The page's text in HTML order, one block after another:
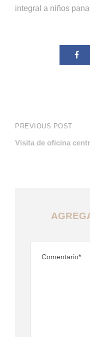
integral a niños
PREVIOUS POST
Visita de oficina